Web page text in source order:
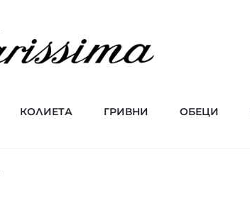
КОЛИЕТА ГРИВНИ ОБЕЦИ